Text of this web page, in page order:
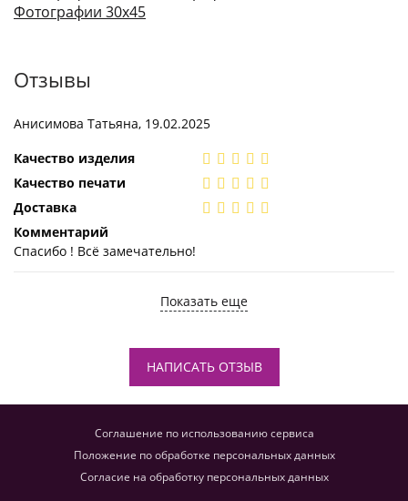
Фотографии 30х45
Отзывы
Анисимова Татьяна, 19.02.2025
Качество изделия
Качество печати
Доставка
Комментарий
Спасибо ! Всё замечательно!
Показать еще
НАПИСАТЬ ОТЗЫВ
Соглашение по использованию сервиса
Положение по обработке персональных данных
Согласие на обработку персональных данных